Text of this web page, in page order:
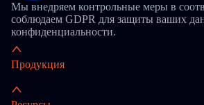
Мы внедряем контрольные меры в
соблюдаем GDPR для защиты ваших
конфиденциальности.
Продукция